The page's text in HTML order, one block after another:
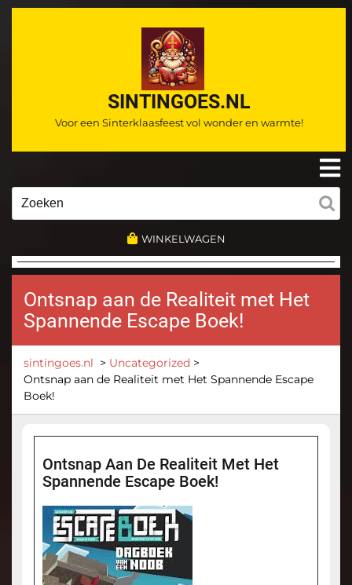
Ga
SINTINGOES.NL
Voor een Sinterklaasfeest vol wonder en warmte!
WINKELWAGEN
Ontsnap aan de Realiteit met Het
Spannende Escape Boek!
sintingoes.nl > Uncategorized >
Ontsnap aan de Realiteit met Het Spannende Escape
Boek!
Ontsnap Aan De Realiteit Met Het
Spannende Escape Boek!